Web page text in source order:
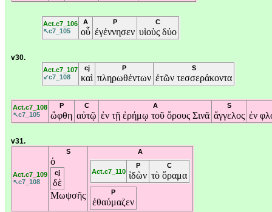
Act.c7_106
↖c7_105
A
οὗ
P
ἐγέννησεν
C
υἱοὺς δύο
v30.
Act.c7_107
↙c7_108
cj
καὶ
P
πληρωθέντων
S
ἐτῶν τεσσεράκοντα
Act.c7_108
↖c7_105
P
ὤφθη
C
αὐτῷ
A
ἐν τῇ ἐρήμῳ τοῦ ὄρους Σινᾶ
S
ἄγγελος ἐν
v31.
Act.c7_109
↖c7_108
S
ὁ
cj
δὲ
Μωψσῆς
A
Act.c7_110
P
ἰδὼν
C
τὸ ὅραμα
P
ἐθαύμαζεν